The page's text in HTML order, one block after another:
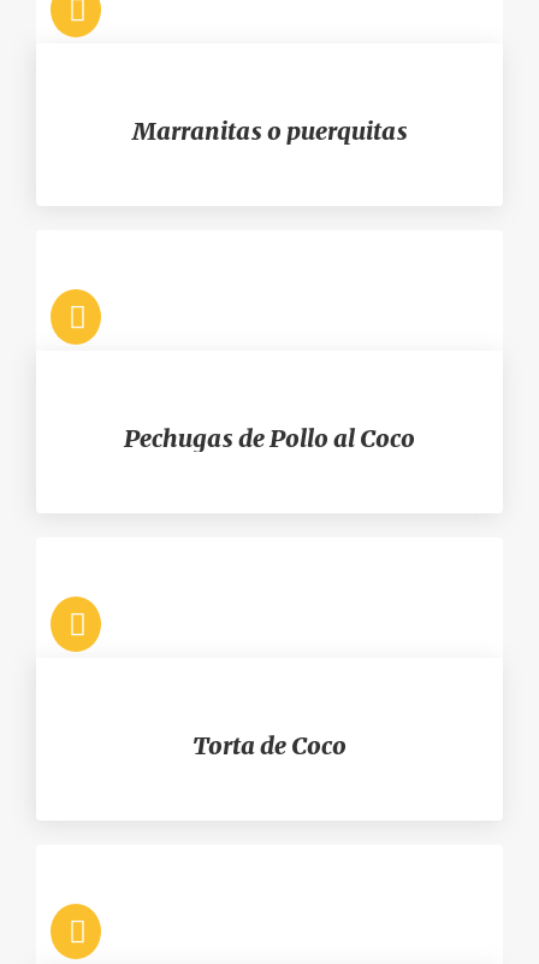
Marranitas o puerquitas
Pechugas de Pollo al Coco
Torta de Coco